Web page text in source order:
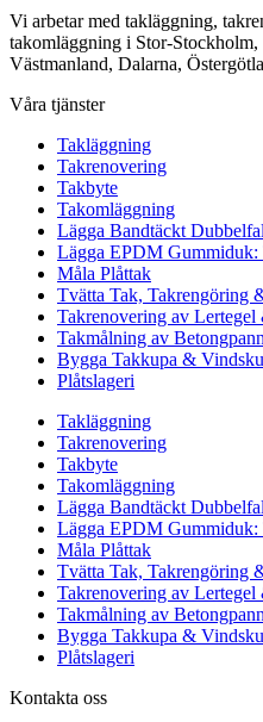
Vi arbetar med takläggning,
takomläggning i Stor-
Västmanland, Dalarna,
Våra tjänster
Takläggning
Takrenovering
Takbyte
Takomläggning
Lägga Bandtäckt
Lägga EPDM
Måla Plåttak
Tvätta Tak, Takrengöring
Takrenovering av Lertegel
Takmålning av
Bygga Takkupa &
Plåtslageri
Takläggning
Takrenovering
Takbyte
Takomläggning
Lägga Bandtäckt
Lägga EPDM
Måla Plåttak
Tvätta Tak, Takrengöring
Takrenovering av Lertegel
Takmålning av
Bygga Takkupa &
Plåtslageri
Kontakta oss